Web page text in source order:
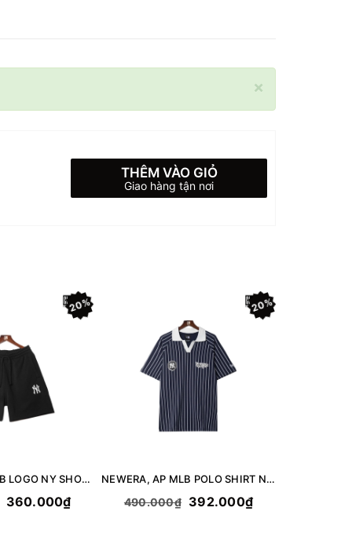
×
THÊM VÀO GIỎ
Giao hàng tận nơi
20%
New Era, AP MLB LOGO NY SHORT - BLACK
360.000₫
20%
NEWERA, AP MLB POLO SHIRT NEYYAN LOGO - NAVY
490.000₫ 392.000₫